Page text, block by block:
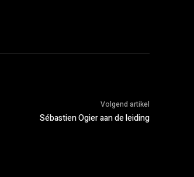
Volgend artikel
Sébastien Ogier aan de leiding